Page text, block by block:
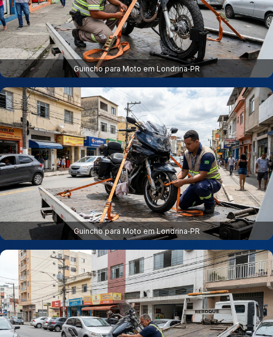
Guincho para Moto em Londrina‑PR
Guincho para Moto em Londrina‑PR